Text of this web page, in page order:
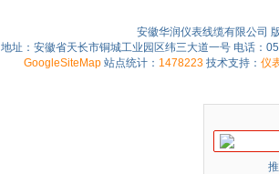
安徽华润仪表线缆有限公司
地址：安徽省天长市铜城工业园区纬三大道一号 电话：
GoogleSiteMap 站点统计： 1478223 技术支持： 仪